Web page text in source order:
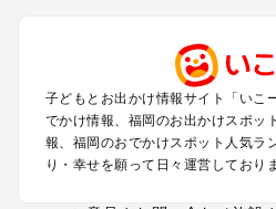
柳川・八女・筑後のプールお出かけ
糸島・前原のプールお出かけ
太宰府・宗像のプールお出かけ
福岡の定番お出かけスポット
子どもとお出かけ情報サイト「いこ
でかけ情報、福岡のお出かけスポッ
報、福岡のおでかけスポット人気ラ
り・幸せを願って日々運営しており